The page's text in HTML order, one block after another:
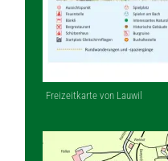
Freizeitkarte von Lauwil